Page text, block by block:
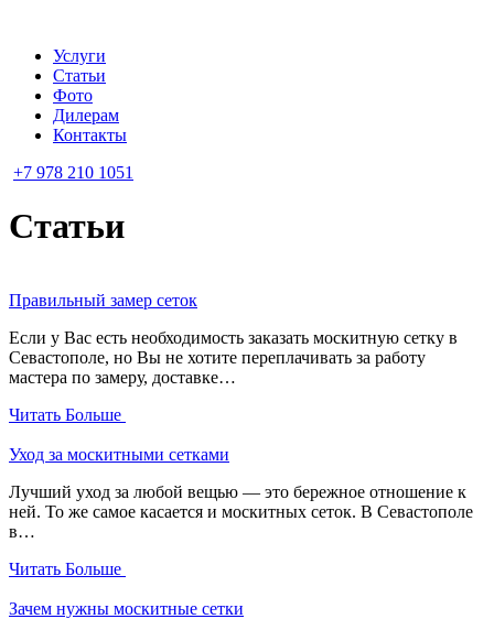
Услуги
Статьи
Фото
Дилерам
Контакты
+7 978 210 1051
Статьи
Правильный замер сеток
Если у Вас есть необходимость заказать москитную сетку в
Севастополе, но Вы не хотите переплачивать за работу
мастера по замеру, доставке…
Читать Больше
Уход за москитными сетками
Лучший уход за любой вещью — это бережное отношение к
ней. То же самое касается и москитных сеток. В Севастополе
в…
Читать Больше
Зачем нужны москитные сетки